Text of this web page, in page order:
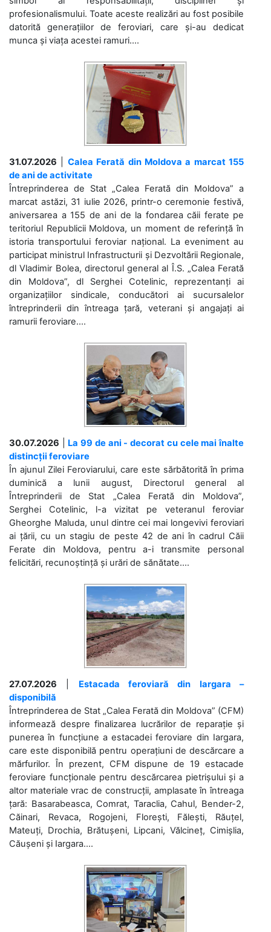
profesionalismului. Toate aceste realizări au fost posibile
datorită generațiilor de feroviari, care și-au dedicat
munca și viața acestei ramuri....
31.07.2026
Calea Ferată din Moldova a marcat 155
de ani de activitate
Întreprinderea de Stat „Calea Ferată din Moldova” a
marcat astăzi, 31 iulie 2026, printr-o ceremonie festivă,
aniversarea a 155 de ani de la fondarea căii ferate pe
teritoriul Republicii Moldova, un moment de referință în
istoria transportului feroviar național. La eveniment au
participat ministrul Infrastructurii și Dezvoltării Regionale,
dl Vladimir Bolea, directorul general al Î.S. „Calea Ferată
din Moldova”, dl Serghei Cotelinic, reprezentanți ai
organizațiilor sindicale, conducători ai sucursalelor
întreprinderii din întreaga țară, veterani și angajați ai
ramurii feroviare....
30.07.2026
La 99 de ani - decorat cu cele mai înalte
distincții feroviare
În ajunul Zilei Feroviarului, care este sărbătorită în prima
duminică a lunii august, Directorul general al
Întreprinderii de Stat „Calea Ferată din Moldova”,
Serghei Cotelinic, l-a vizitat pe veteranul feroviar
Gheorghe Maluda, unul dintre cei mai longevivi feroviari
ai țării, cu un stagiu de peste 42 de ani în cadrul Căii
Ferate din Moldova, pentru a-i transmite personal
felicitări, recunoștință și urări de sănătate....
27.07.2026
Estacada feroviară din Iargara –
disponibilă
Întreprinderea de Stat „Calea Ferată din Moldova” (CFM)
informează despre finalizarea lucrărilor de reparație și
punerea în funcțiune a estacadei feroviare din Iargara,
care este disponibilă pentru operațiuni de descărcare a
mărfurilor. În prezent, CFM dispune de 19 estacade
feroviare funcționale pentru descărcarea pietrișului și a
altor materiale vrac de construcții, amplasate în întreaga
țară: Basarabeasca, Comrat, Taraclia, Cahul, Bender-2,
Căinari, Revaca, Rogojeni, Florești, Fălești, Răuțel,
Mateuți, Drochia, Brătușeni, Lipcani, Vălcineț, Cimișlia,
Căușeni și Iargara....